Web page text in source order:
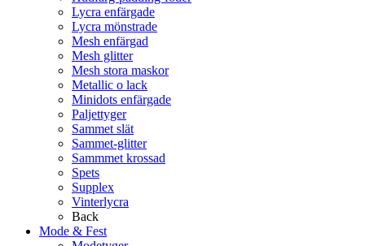
Lycra enfärgade
Lycra mönstrade
Mesh enfärgad
Mesh glitter
Mesh stora maskor
Metallic o lack
Minidots enfärgade
Paljettyger
Sammet slät
Sammet-glitter
Sammmet krossad
Spets
Supplex
Vinterlycra
Back
Mode & Fest